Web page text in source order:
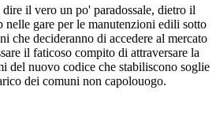
il vero un po' paradossale, dietro il
nelle gare per le manutenzioni edili sotto
che decideranno di accedere al mercato
il faticoso compito di attraversare la
del nuovo codice che stabiliscono soglie
dei comuni non capolouogo.